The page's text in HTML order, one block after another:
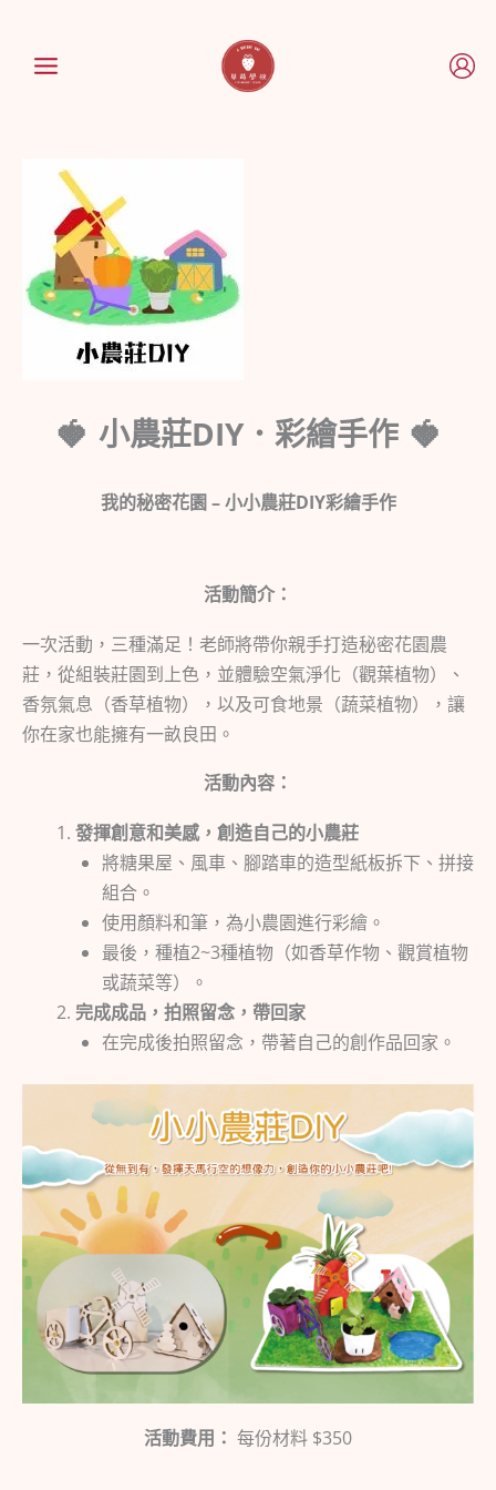
小農莊DIY．彩繪手作
我的秘密花園 – 小小農莊DIY彩繪手作
活動簡介：
一次活動，三種滿足！老師將帶你親手打造秘密花園農
莊，從組裝莊園到上色，並體驗空氣淨化（觀葉植物）、
香氛氣息（香草植物），以及可食地景（蔬菜植物），讓
你在家也能擁有一畝良田。
活動內容：
發揮創意和美感，創造自己的小農莊
將糖果屋、風車、腳踏車的造型紙板拆下、拼接
組合。
使用顏料和筆，為小農園進行彩繪。
最後，種植2~3種植物（如香草作物、觀賞植物
或蔬菜等）。
完成成品，拍照留念，帶回家
在完成後拍照留念，帶著自己的創作品回家。
活動費用： 每份材料 $350